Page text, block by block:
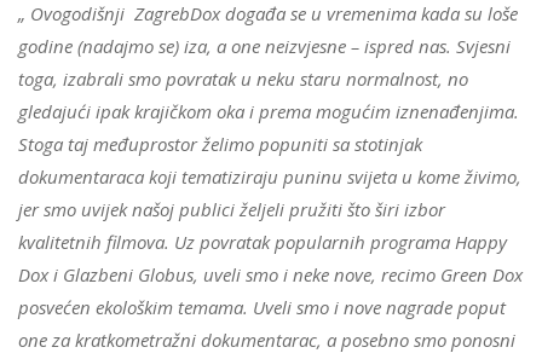
„ Ovogodišnji ZagrebDox događa se u vremenima kada su loše
godine (nadajmo se) iza, a one neizvjesne – ispred nas. Svjesni
toga, izabrali smo povratak u neku staru normalnost, no
gledajući ipak krajičkom oka i prema mogućim iznenađenjima.
Stoga taj međuprostor želimo popuniti sa stotinjak
dokumentaraca koji tematiziraju puninu svijeta u kome živimo,
jer smo uvijek našoj publici željeli pružiti što širi izbor
kvalitetnih filmova. Uz povratak popularnih programa Happy
Dox i Glazbeni Globus, uveli smo i neke nove, recimo Green Dox
posvećen ekološkim temama. Uveli smo i nove nagrade poput
one za kratkometražni dokumentarac, a posebno smo ponosni